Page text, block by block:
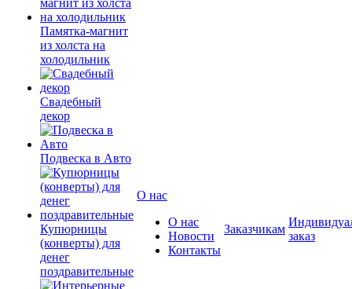
Памятка-магнит
из холста на
холодильник
Свадебный
декор
Подвеска в Авто
Купюрницы
(конверты) для
денег
поздравительные
О нас
О нас
Новости
Контакты
Заказчикам
заказ